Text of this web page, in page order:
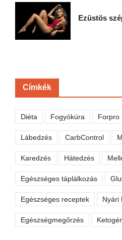
Ezüstös
Címkék
Diéta Fogyókúra Forpro
Lábedzés CarbControl
Karedzés Hátedzés
Egészséges táplálkozás
Egészséges receptek Nyári
Egészségmegőrzés